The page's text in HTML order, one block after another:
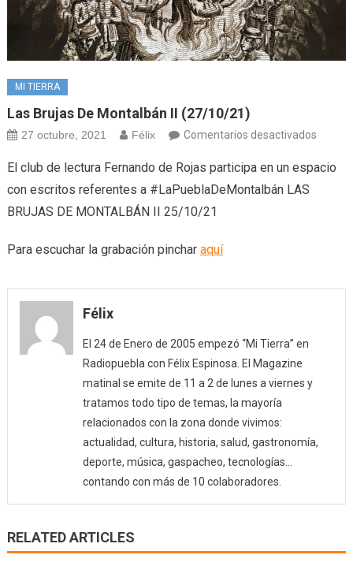
MI TIERRA
Las Brujas De Montalbán II (27/10/21)
27 octubre, 2021 Félix Comentarios desactivadosen
Brujas
El club de lectura Fernando de Rojas participa en un espacio
con escritos referentes a #LaPueblaDeMontalbán LAS
BRUJAS DE MONTALBÁN II 25/10/21
Para escuchar la grabación pinchar aquí
Félix
El 24 de Enero de 2005 empezó “Mi Tierra” en
Radiopuebla con Félix Espinosa. El Magazine
matinal se emite de 11 a 2 de lunes a viernes y
tratamos todo tipo de temas, la mayoría
relacionados con la zona donde vivimos:
actualidad, cultura, historia, salud, gastronomía,
deporte, música, gaspacheo, tecnologías…
contando con más de 10 colaboradores.
RELATED ARTICLES